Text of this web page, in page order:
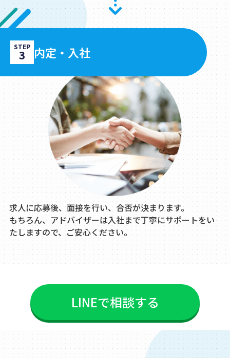
STEP
3 内定・入社
求人に応募後、面接を行い、合否が決まります。
もちろん、アドバイザーは入社まで丁寧にサポートをい
たしますので、ご安心ください。
LINEで相談する